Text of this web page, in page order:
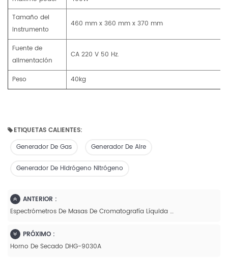
Tamaño del
instrumento
460 mm x 360 mm x 370 mm
Fuente de
alimentación
CA 220 V 50 Hz.
Peso 40kg
ETIQUETAS CALIENTES:
Generador De Gas
Generador De Aire
Generador De Hidrógeno Nitrógeno
ANTERIOR :
Espectrómetros De Masas De Cromatografía Líquida De Triple Cuadrupolo
PRÓXIMO :
Horno De Secado DHG-9030A